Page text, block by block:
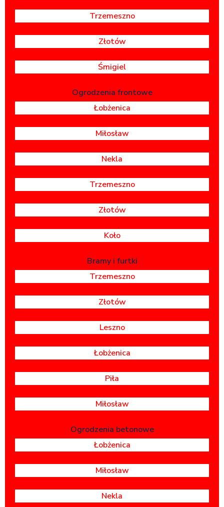
Trzemeszno
Złotów
Śmigiel
Ogrodzenia frontowe
Łobżenica
Miłosław
Nekla
Trzemeszno
Złotów
Koło
Bramy i furtki
Trzemeszno
Złotów
Leszno
Łobżenica
Piła
Miłosław
Ogrodzenia betonowe
Łobżenica
Miłosław
Nekla